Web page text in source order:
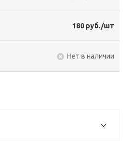
180 руб./шт
Нет в наличии